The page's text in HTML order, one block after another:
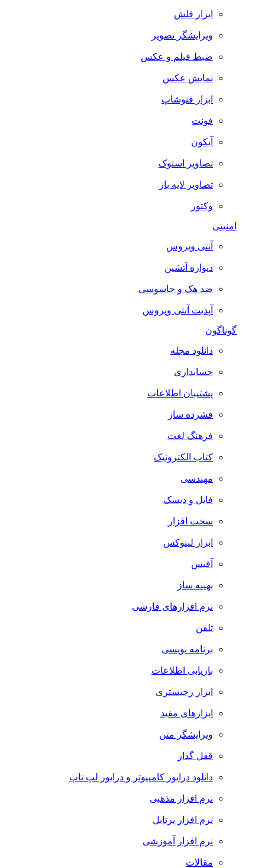
ابزار فلش
ویرایشگر تصویر
ضبط فيلم و عكس
نمایش عکس
ابزار فتوشاپ
فونت
آیکون
تصاویر استوک
تصاویر لایه باز
وکتور
امنیتی
آنتی ویروس
دیواره آتشین
ضد هک و جاسوسی
آپدیت آنتی ویروس
گوناگون
دانلود مجله
حسابداری
پشتیبان اطلاعات
فشرده ساز
فرهنگ لغت
کتاب الکترونیک
مهندسی
فایل و دیسک
سخت افزار
ابزار لینوکس
آفیس
بهینه ساز
نرم افزارهای فارسی
تلفن
برنامه نویسی
بازیابی اطلاعات
ابزار رجیستری
ابزارهای مفید
ویرایشگر متن
قفل گذار
دانلود درایور کامپیوتر و درایور لپ تاپ
نرم افزار مذهبی
نرم افزار پرتابل
نرم افزار آموزشی
مقالات